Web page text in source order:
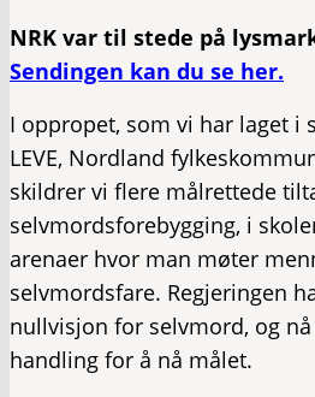
NRK var til stede på
Sendingen kan du se her.
I oppropet, som vi har laget i
LEVE, Nordland
skildrer vi flere målrettede
selvmordsforebygging, i
arenaer hvor man møter
selvmordsfare. Regjeringen
nullvisjon for selvmord, og
handling for å nå målet.